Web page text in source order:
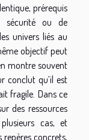
prérequis
sécurité ou de
univers liés au
objectif peut
montre souvent
conclut qu’il est
fragile. Dans ce
des ressources
cas, et
concrets,